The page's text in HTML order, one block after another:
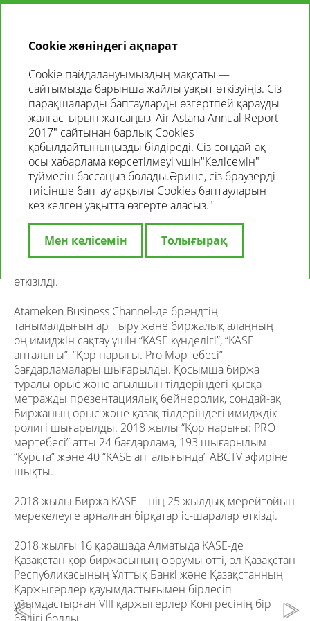
БИРЖАНЫҢ ИМИДЖІН ЖАҚСАРТУ
ЖӘНЕ ОНЫҢ ҚЫЗМЕТІ ТУРАЛЫ
ХАБАРДАРЛЫҚТЫ АРТТЫРУ
Биржа Қазақстанның бағалы қағаздар нарығы туралы
ақпаратты жариялау мақсатында Биржаның БАҚ-пен
әріптестік қатынастарын нығайтуға бағытталған
журналистер үшін бірқатар ақпараттық-түсіндіру іс-
шараларын тұрақты түрде ұйымдастырады.
Биржа қызметінің тоқсан сайынғы
қорытындыларына арналған сегіз ай сайынғы медиа-
өткізілді.
Atameken Business Channel-де брендтің
танымалдығын арттыру және биржалық алаңның
оң имиджін сақтау үшін “KASE күнделігі”, “KASE
апталығы”, “Қор нарығы. Pro Мәртебесі”
бағдарламалары шығарылды. Қосымша биржа
туралы орыс және ағылшын тілдеріндегі қысқа
метражды презентациялық бейнеролик, сондай-ақ
Биржаның орыс және қазақ тілдеріндегі имидждік
ролигі шығарылды. 2018 жылы “Қор нарығы: PRO
мәртебесі” атты 24 бағдарлама, 193 шығарылым
“Курста” және 40 “KASE апталығында” ABCTV эфиріне
шықты.
2018 жылы Биржа KASE—нің 25 жылдық мерейтойын
мерекелеуге арналған бірқатар іс-шаралар өткізді.
2018 жылғы 16 қарашада Алматыда KASE-де
Қазақстан қор биржасының форумы өтті, ол Қазақстан
Республикасының Ұлттық Банкі және Қазақстанның
Қаржыгерлер қауымдастығымен бірлесіп
ұйымдастырған VIII қаржыгерлер Конгресінің бір
Cookie жөніндегі ақпарат
Cookie пайдалануымыздың мақсаты —
сайтымызда барынша жайлы уақыт өткізуіңіз. Сіз
парақшаларды баптауларды өзгертпей қарауды
жалғастырып жатсаңыз, Air Astana Annual Report
2017″ сайтынан барлық Cookies
қабылдайтыныңызды білдіреді. Сіз сондай-ақ
осы хабарлама көрсетілмеуі үшін"Келісемін"
түймесін бассаңыз болады.Әрине, сіз браузерді
тиісінше баптау арқылы Cookies баптауларын
кез келген уақытта өзгерте аласыз."
Мен келісемін Толығырақ